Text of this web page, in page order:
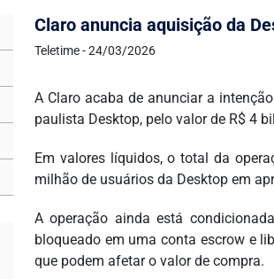
Claro anuncia aquisição da
Teletime - 24/03/2026
A Claro acaba de anunciar a
paulista Desktop, pelo valor de R$ 4
Em valores líquidos, o total da
milhão de usuários da Desktop em
A operação ainda está
bloqueado em uma conta escrow e
que podem afetar o valor de compra.